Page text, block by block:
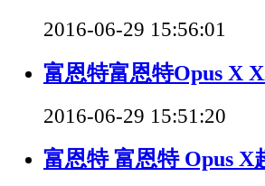
2016-06-29 15:56:01
富恩特富恩特Opus X
2016-06-29 15:51:20
富恩特 富恩特 Opus X